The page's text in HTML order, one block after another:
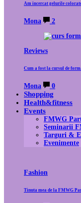
Am incercat gelurile
Mona 2
Reviews
Cum a fost la cursul de
Mona 0
Shopping
Health&fitness
Events
FMWG
Seminarii
Targuri &
Evenimente
Fashion
Tinuta mea de la FMWG